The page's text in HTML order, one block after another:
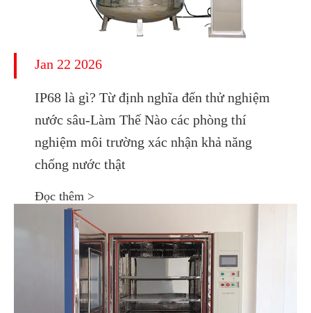
Jan 22 2026
IP68 là gì? Từ định nghĩa đến thử nghiệm
nước sâu-Làm Thế Nào các phòng thí
nghiệm môi trường xác nhận khả năng
chống nước thật
Đọc thêm >